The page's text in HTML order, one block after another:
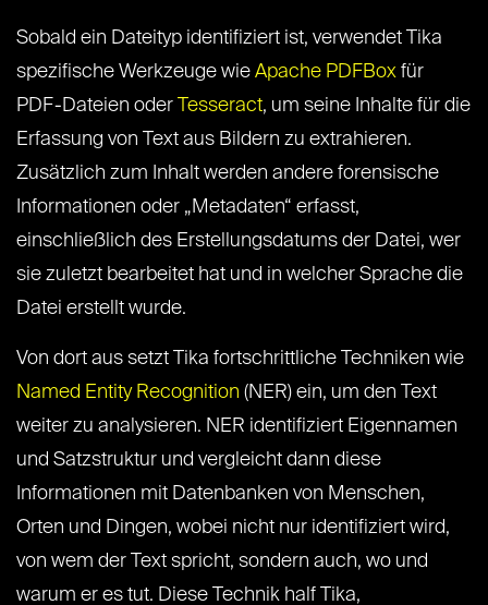
Sobald ein Dateityp identifiziert ist, verwendet Tika
spezifische Werkzeuge wie Apache PDFBox für
PDF-Dateien oder
Tesseract, um seine Inhalte für die
Erfassung von Text aus Bildern zu extrahieren.
Zusätzlich zum Inhalt werden andere forensische
Informationen oder „Metadaten“ erfasst,
einschließlich des Erstellungsdatums der Datei, wer
sie zuletzt bearbeitet hat und in welcher Sprache die
Datei erstellt wurde.
Von dort aus setzt Tika fortschrittliche Techniken wie
Named Entity Recognition (NER) ein, um den Text
weiter zu analysieren. NER identifiziert Eigennamen
und Satzstruktur und vergleicht dann diese
Informationen mit Datenbanken von Menschen,
Orten und Dingen, wobei nicht nur identifiziert wird,
von wem der Text spricht, sondern auch, wo und
warum er es tut. Diese Technik half Tika,